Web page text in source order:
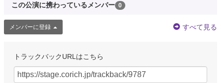
この公演に携わっているメンバー 0
メンバーに登録 すべて見る
トラックバックURLはこちら